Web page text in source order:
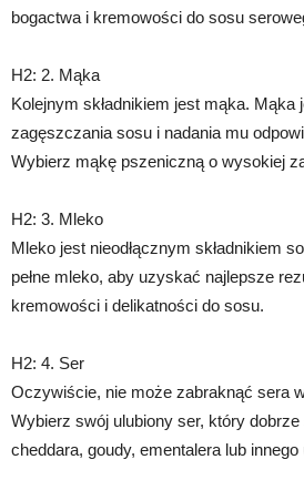
bogactwa i kremowości do sosu
H2: 2. Mąka
Kolejnym składnikiem jest mąka. Mąka
zagęszczania sosu i nadania mu
Wybierz mąkę pszeniczną o wysokiej
H2: 3. Mleko
Mleko jest nieodłącznym składnikiem
pełne mleko, aby uzyskać najlepsze
kremowości i delikatności do sosu.
H2: 4. Ser
Oczywiście, nie może zabraknąć sera
Wybierz swój ulubiony ser, który
cheddara, goudy, ementalera lub innego